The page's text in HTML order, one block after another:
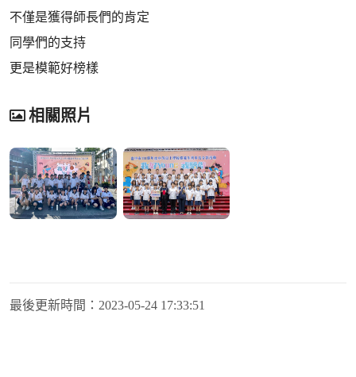
不僅是獲得師長們的肯定
同學們的支持
更是模範好榜樣
相關照片
最後更新時間： 2023-05-24 17:33:51